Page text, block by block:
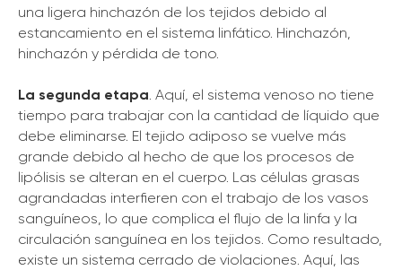
una ligera hinchazón de los tejidos debido al
estancamiento en el sistema linfático. Hinchazón,
hinchazón y pérdida de tono.
La segunda etapa . Aquí, el sistema venoso no tiene
tiempo para trabajar con la cantidad de líquido que
debe eliminarse. El tejido adiposo se vuelve más
grande debido al hecho de que los procesos de
lipólisis se alteran en el cuerpo. Las células grasas
agrandadas interfieren con el trabajo de los vasos
sanguíneos, lo que complica el flujo de la linfa y la
circulación sanguínea en los tejidos. Como resultado,
existe un sistema cerrado de violaciones. Aquí, las